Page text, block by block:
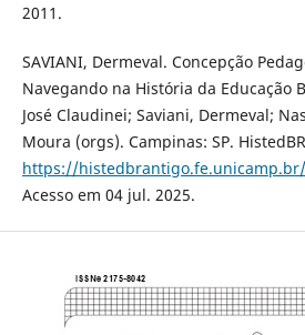
2011.
SAVIANI, Dermeval. Concepção
Navegando na História da Educação
José Claudinei; Saviani, Dermeval;
Moura (orgs). Campinas: SP.
https://histedbrantigo.fe.unicamp.br/
Acesso em 04 jul. 2025.